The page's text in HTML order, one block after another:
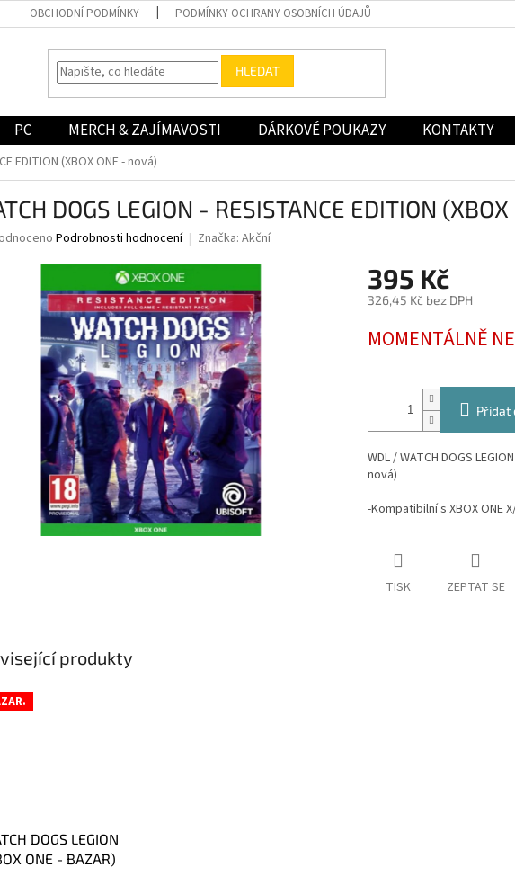
OBCHODNÍ PODMÍNKY PODMÍNKY OCHRANY OSOBNÍCH ÚDAJŮ
HLEDAT
PC MERCH & ZAJÍMAVOSTI DÁRKOVÉ POUKAZY KONTAKTY
EDITION (XBOX ONE - nová)
DOGS LEGION - RESISTANCE EDITION
Podrobnosti hodnocení Značka: Akční
395 Kč
326,45 Kč bez DPH
cena:
MOMENTÁLNĚ
Přidat
WDL / WATCH DOGS
nová)
-Kompatibilní s XBOX ONE
TISK ZEPTAT SE
produkty
DOGS LEGION
ONE - BAZAR)